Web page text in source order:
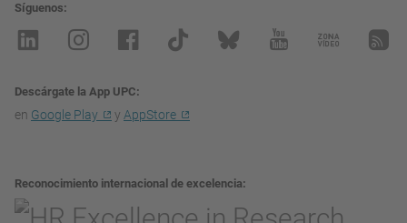
Síguenos
Descárgate la App UPC
en Google Play y AppStore
Reconocimiento internacional de excelencia